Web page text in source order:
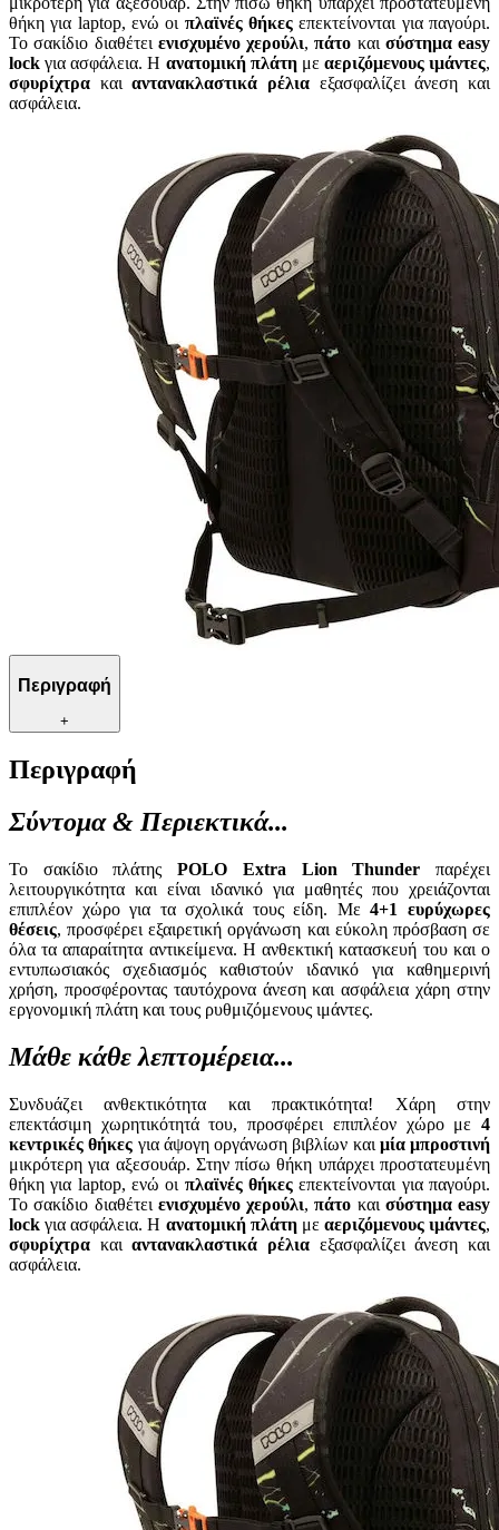
θήκη για laptop, ενώ οι πλαϊνές θήκεςεπεκτείνονται για παγούρι.
Το σακίδιο διαθέτει ενισχυμένο χερούλι,πάτο και σύστημα easy
lock για ασφάλεια. Η ανατομική πλάτημε αεριζόμενους ιμάντες,
σφυρίχτρα καιαντανακλαστικά ρέλια εξασφαλίζει άνεση και
ασφάλεια.
Περιγραφή
+
Περιγραφή
Σύντομα & Περιεκτικά...
Το σακίδιο πλάτηςPOLO Extra Lion Thunderπαρέχει
λειτουργικότητα και είναι ιδανικό για μαθητές που χρειάζονται
επιπλέον χώρο για τα σχολικά τους είδη. Με 4+1 ευρύχωρες
θέσεις, προσφέρει εξαιρετική οργάνωση και εύκολη πρόσβαση σε
όλα τα απαραίτητα αντικείμενα. Η ανθεκτική κατασκευή του και ο
εντυπωσιακός σχεδιασμός καθιστούν ιδανικό για καθημερινή
χρήση, προσφέροντας ταυτόχρονα άνεση και ασφάλεια χάρη στην
εργονομική πλάτη και τους ρυθμιζόμενους ιμάντες.
Μάθε κάθε λεπτομέρεια...
Συνδυάζει ανθεκτικότητα και πρακτικότητα! Χάρη στην
επεκτάσιμη χωρητικότητά του, προσφέρει επιπλέον χώρο με 4
κεντρικές θήκες για άψογη οργάνωση βιβλίων και μία μπροστινή
μικρότερη για αξεσουάρ. Στην πίσω θήκη υπάρχει προστατευμένη
θήκη για laptop, ενώ οι πλαϊνές θήκεςεπεκτείνονται για παγούρι.
Το σακίδιο διαθέτει ενισχυμένο χερούλι,πάτο και σύστημα easy
lock για ασφάλεια. Η ανατομική πλάτημε αεριζόμενους ιμάντες,
σφυρίχτρα καιαντανακλαστικά ρέλια εξασφαλίζει άνεση και
ασφάλεια.